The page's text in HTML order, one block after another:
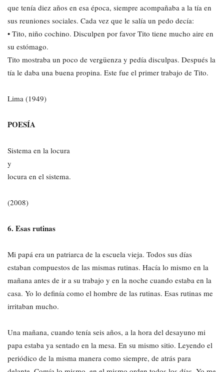
que tenía diez años en esa época, siempre acompañaba a la tía en
sus reuniones sociales. Cada vez que le salía un pedo decía:
• Tito, niño cochino. Disculpen por favor Tito tiene mucho aire en
su estómago.
Tito mostraba un poco de vergüenza y pedía disculpas. Después la
tía le daba una buena propina. Este fue el primer trabajo de Tito.
Lima (1949)
POESÍA
Sistema en la locura
y
locura en el sistema.
(2008)
6. Esas rutinas
Mi papá era un patriarca de la escuela vieja. Todos sus días
estaban compuestos de las mismas rutinas. Hacía lo mismo en la
mañana antes de ir a su trabajo y en la noche cuando estaba en la
casa. Yo lo definía como el hombre de las rutinas. Esas rutinas me
irritaban mucho.
Una mañana, cuando tenía seis años, a la hora del desayuno mi
papa estaba ya sentado en la mesa. En su mismo sitio. Leyendo el
periódico de la misma manera como siempre, de atrás para